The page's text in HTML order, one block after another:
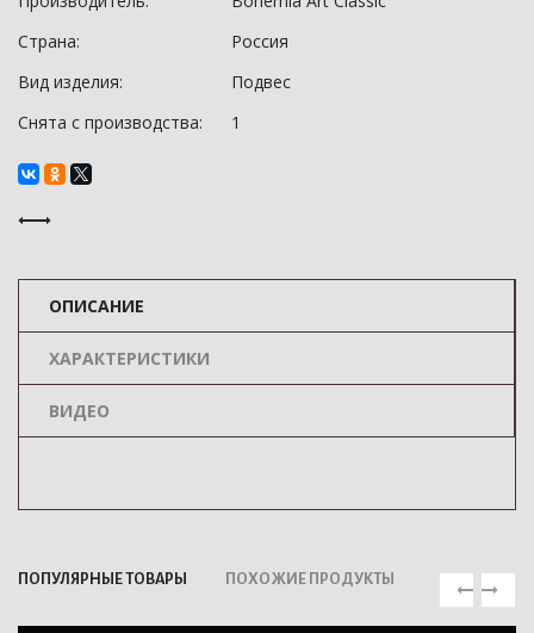
Страна:
Россия
Вид изделия:
Подвес
Снята с производства:
1
ОПИСАНИЕ
ХАРАКТЕРИСТИКИ
ВИДЕО
ПОПУЛЯРНЫЕ ТОВАРЫ ПОХОЖИЕ ПРОДУКТЫ